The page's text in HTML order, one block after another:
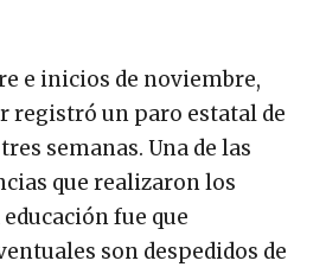
e inicios de noviembre,
registró un paro estatal de
semanas. Una de las
que realizaron los
fue que
son despedidos de